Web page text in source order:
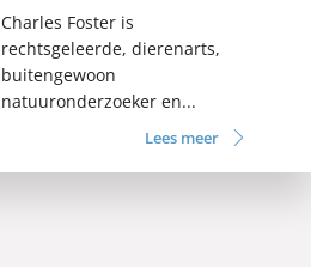
Charles Foster is
rechtsgeleerde, dierenarts,
buitengewoon
natuuronderzoeker en...
Lees meer